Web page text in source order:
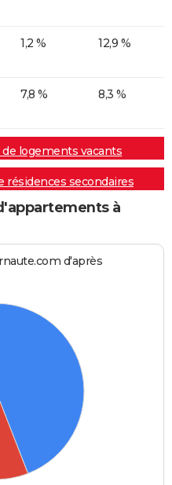
1,2 % 12,9 %
7,8 % 8,3 %
de logements vacants
résidences secondaires
à
d'après